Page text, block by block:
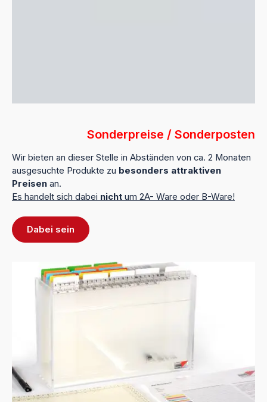
Sonderpreise / Sonderposten
Wir bieten an dieser Stelle in Abständen von ca. 2 Monaten
ausgesuchte Produkte zu besonders attraktiven
Preisen an.
Es handelt sich dabei nicht um 2A- Ware oder B-Ware!
Dabei sein